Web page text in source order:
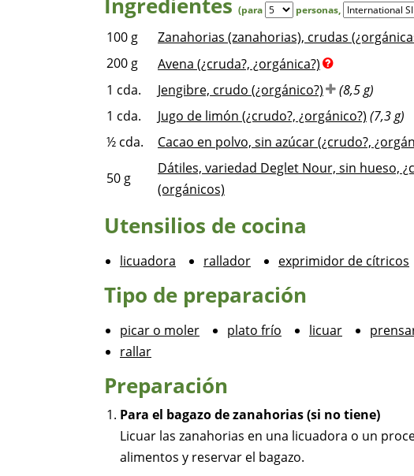
(para personas,
100 g
Zanahorias (zanahorias), crudas
200 g
Avena (¿cruda?, ¿orgánica?)
1 cda. Jengibre, crudo (¿orgánico?)
(8,5 g)
1 cda. Jugo de limón (¿crudo?, ¿orgánico?) (7,3 g)
½ cda. Cacao en polvo, sin azúcar (¿crudo?,
50 g
Dátiles, variedad Deglet Nour, sin hueso,
(orgánicos)
Utensilios de cocina
licuadora rallador exprimidor de cítricos
Tipo de preparación
picar o moler plato frío licuar
rallar
Preparación
Para el bagazo de zanahorias (si no tiene)
Licuar las zanahorias en una licuadora o un
alimentos y reservar el bagazo.